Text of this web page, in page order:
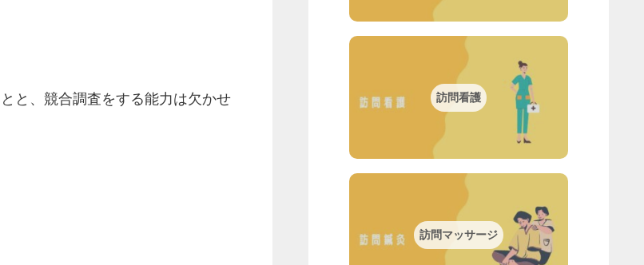
と、競合調査をする能力は欠かせ
訪問看護
訪問マッサージ